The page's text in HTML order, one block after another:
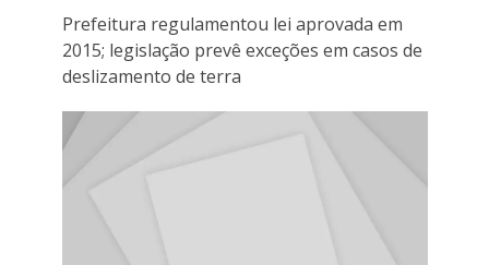
Prefeitura regulamentou lei aprovada em
2015; legislação prevê exceções em casos de
deslizamento de terra